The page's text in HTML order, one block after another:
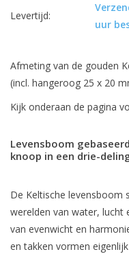
Levertijd:
uur
Afmeting van de gouden
(incl. hangeroog 25 x 20
Kijk onderaan de pagina
Levensboom
knoop in een drie-
De Keltische levensboom
werelden van water, lucht
van evenwicht en
en takken vormen